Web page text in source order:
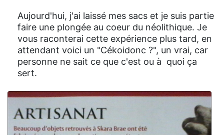
Aujourd'hui, j'ai laissé mes sacs et je suis partie
faire une plongée au coeur du néolithique. Je
vous raconterai cette expérience plus tard, en
attendant voici un "Cékoidonc ?", un vrai, car
personne ne sait ce que c'est ou à quoi ça
sert.